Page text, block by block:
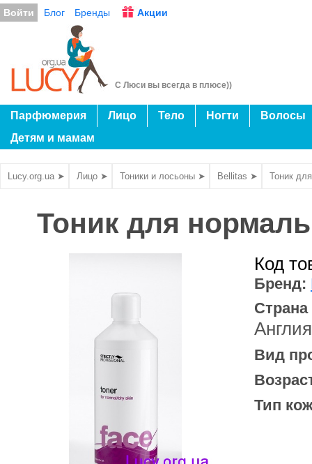
Войти Блог Бренды Акции
С Люси вы всегда в плюсе))
Парфюмерия Лицо Тело Ногти
Волосы
Детям и мамам
Lucy.org.ua ➤ Лицо ➤ Тоники и лосьоны ➤ Bellitas ➤ Тоник
Тоник для
Код
Бренд:
Англия
Вид
Тип